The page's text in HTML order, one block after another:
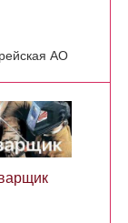
АО